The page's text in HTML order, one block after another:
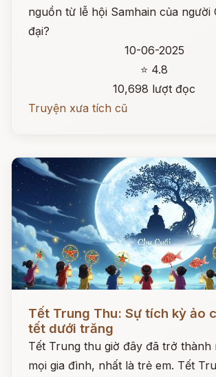
nguồn từ lễ hội Samhain của người
đại?
10-06-2025
⭐ 4.8
10,698 lượt đọc
Truyện xưa tích cũ
Đọc ngay
Tết Trung Thu: Sự tích kỳ ảo
tết dưới trăng
Tết Trung thu giờ đây đã trở thành
mọi gia đình, nhất là trẻ em. Tết